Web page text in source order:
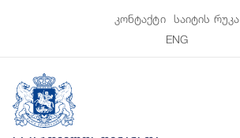
კონტაქტი
საიტის რუკა
ENG